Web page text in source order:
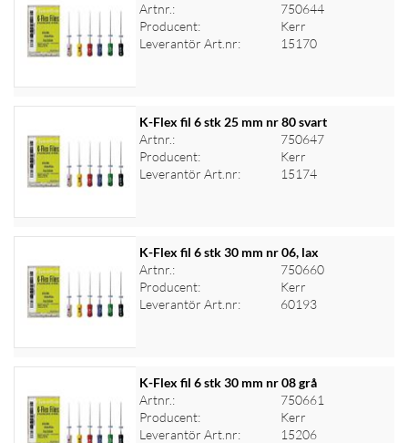
Logga in för priser
Artnr.:
750644
Producent:
Kerr
Leverantör Art.nr:
15170
Logga in för priser
K-Flex fil 6 stk 25 mm nr 80 svart
Artnr.:
750647
Producent:
Kerr
Leverantör Art.nr:
15174
Logga in för priser
K-Flex fil 6 stk 30 mm nr 06, lax
Artnr.:
750660
Producent:
Kerr
Leverantör Art.nr:
60193
Logga in för priser
K-Flex fil 6 stk 30 mm nr 08 grå
Artnr.:
750661
Producent:
Kerr
Leverantör Art.nr:
15206